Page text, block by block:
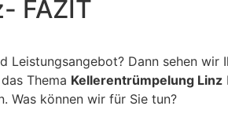
FAZIT
Leistungsangebot? Dann sehen wir
Thema Kellerentrümpelung Linz
Was können wir für Sie tun?